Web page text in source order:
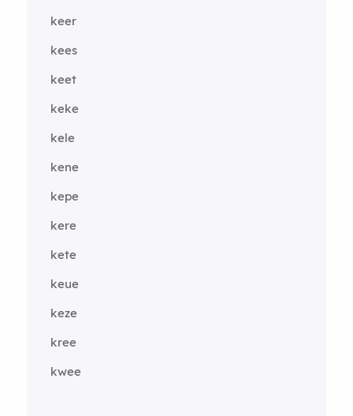
keer
kees
keet
keke
kele
kene
kepe
kere
kete
keue
keze
kree
kwee